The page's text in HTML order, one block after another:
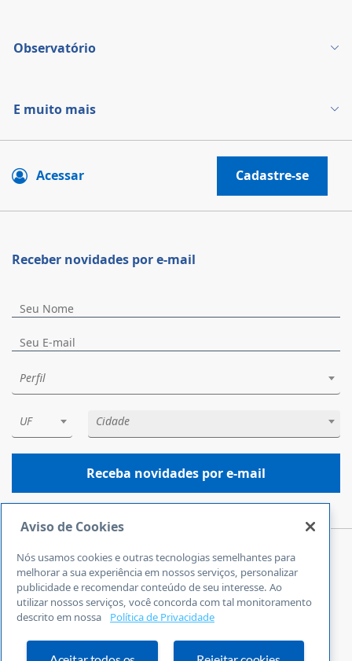
Observatório
E muito mais
Acessar Cadastre-se
Central de Atendimento
0800 570 0800
24 horas por dia
Fale Conosco
Receber novidades por e-mail
Perfil
UF Cidade
Receba novidades por e-mail
Aviso de Cookies
Nós usamos cookies e outras tecnologias semelhantes para
melhorar a sua experiência em nossos serviços, personalizar
publicidade e recomendar conteúdo de seu interesse. Ao
utilizar nossos serviços, você concorda com tal monitoramento
descrito em nossa
Política de Privacidade